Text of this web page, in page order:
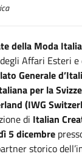
della Moda
Affari Esteri e
Generale
per la
(IWG
di Italian
5 dicembre
storico